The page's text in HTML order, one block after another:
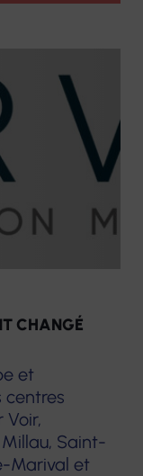
CHANGÉ
et
centres
Voir,
Saint-
Marival et